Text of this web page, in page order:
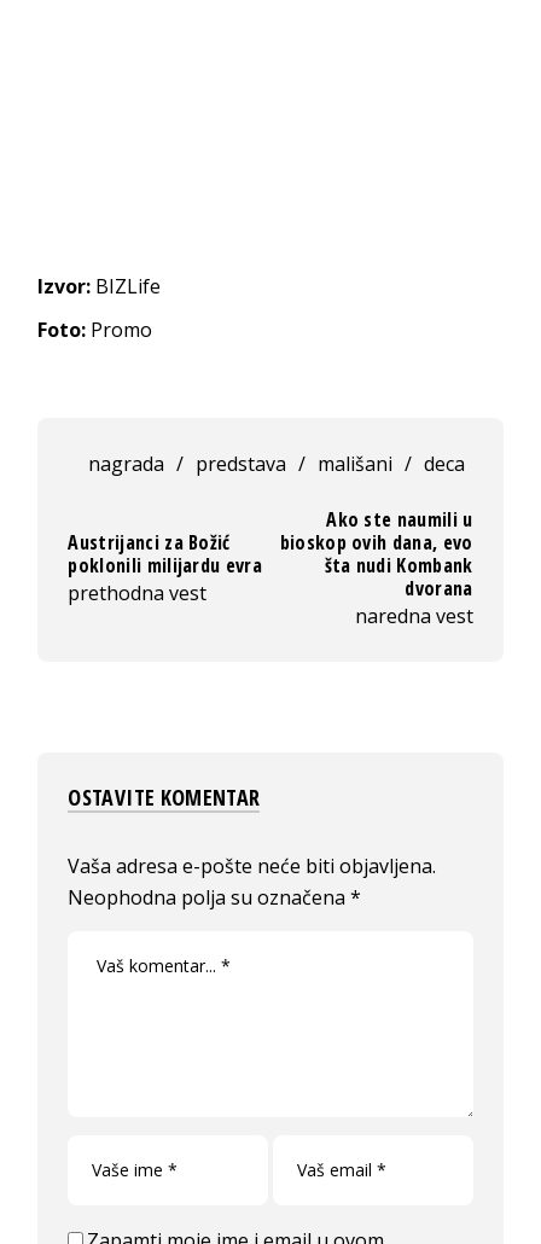
Izvor: BIZLife
Foto: Promo
nagrada / predstava / mališani / deca
Austrijanci za Božić
poklonili milijardu evra
prethodna vest
Ako ste naumili u
bioskop ovih dana, evo
šta nudi Kombank
dvorana
naredna vest
OSTAVITE KOMENTAR
Vaša adresa e-pošte neće biti objavljena.
Neophodna polja su označena*